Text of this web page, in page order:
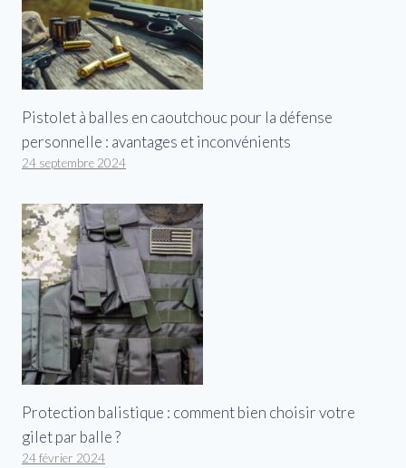
Pistolet à balles en caoutchouc pour la défense
personnelle : avantages et inconvénients
24 septembre 2024
Protection balistique : comment bien choisir votre
gilet par balle ?
24 février 2024